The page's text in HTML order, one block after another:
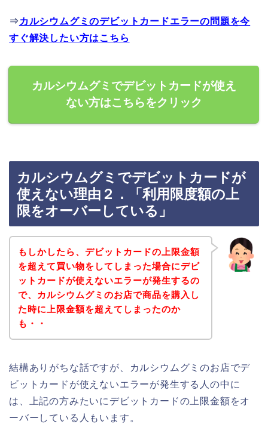
⇒ カルシウムグミのデビットカードエラーの問題を今
すぐ解決したい方はこちら
カルシウムグミでデビットカードが使え
ない方はこちらをクリック
カルシウムグミでデビットカードが
使えない理由２．「利用限度額の上
限をオーバーしている」
もしかしたら、デビットカードの上限金額
を超えて買い物をしてしまった場合にデビ
ットカードが使えないエラーが発生するの
で、カルシウムグミのお店で商品を購入し
た時に上限金額を超えてしまったのか
も・・
結構ありがちな話ですが、カルシウムグミのお店でデ
ビットカードが使えないエラーが発生する人の中に
は、上記の方みたいにデビットカードの上限金額をオ
ーバーしている人もいます。